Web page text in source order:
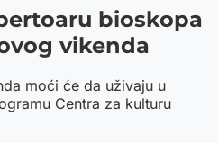
bioskopa
vikenda
moći će da uživaju u
Centra za kulturu